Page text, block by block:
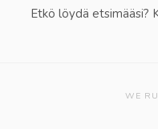
Etkö löydä etsimääsi?
WE